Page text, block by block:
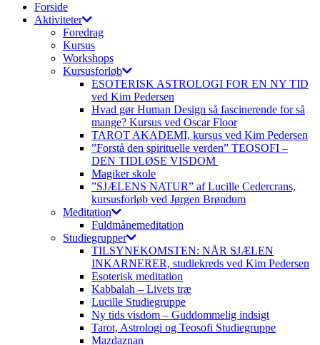
Forside
Aktiviteter
Foredrag
Kursus
Workshops
Kursusforløb
ESOTERISK ASTROLOGI FOR EN NY TID
ved Kim Pedersen
Hvad gør Human Design så fascinerende for så
mange? Kursus ved Oscar Floor
TAROT AKADEMI, kursus ved Kim Pedersen
”Forstå den spirituelle verden” TEOSOFI –
DEN TIDLØSE VISDOM
Magiker skole
”SJÆLENS NATUR” af Lucille Cedercrans,
kursusforløb ved Jørgen Brøndum
Meditation
Fuldmånemeditation
Studiegrupper
TILSYNEKOMSTEN: NÅR SJÆLEN
INKARNERER, studiekreds ved Kim Pedersen
Esoterisk meditation
Kabbalah – Livets træ
Lucille Studiegruppe
Ny tids visdom – Guddommelig indsigt
Tarot, Astrologi og Teosofi Studiegruppe
Mazdaznan